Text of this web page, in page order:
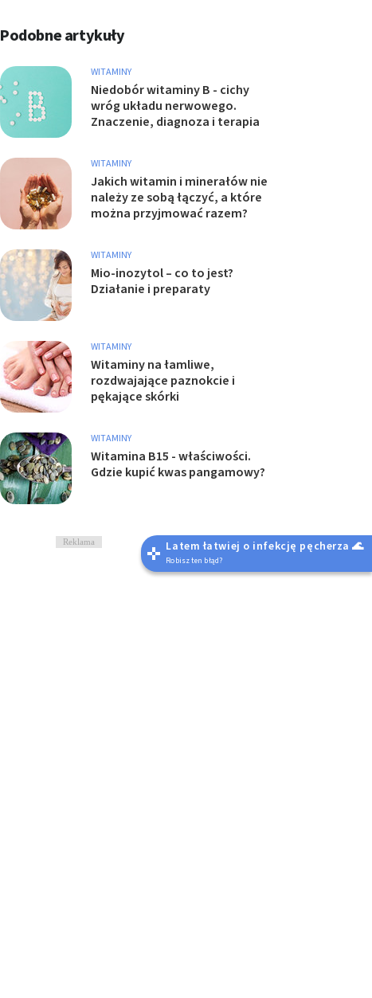
Podobne artykuły
WITAMINY
Niedobór witaminy B - cichy
wróg układu nerwowego.
Znaczenie, diagnoza i terapia
WITAMINY
Jakich witamin i minerałów nie
należy ze sobą łączyć, a które
można przyjmować razem?
WITAMINY
Mio-inozytol – co to jest?
Działanie i preparaty
WITAMINY
Witaminy na łamliwe,
rozdwajające paznokcie i
pękające skórki
WITAMINY
Witamina B15 - właściwości.
Gdzie kupić kwas pangamowy?
Reklama Latem łatwiej o infekcję pęcherza 🌊
Robisz ten błąd?